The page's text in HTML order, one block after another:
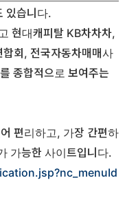
있습니다.
현대캐피탈 KB차차차,
회, 전국자동차매매사
종합적으로 보여주는
편리하고, 가장 간편하
가능한 사이트입니다.